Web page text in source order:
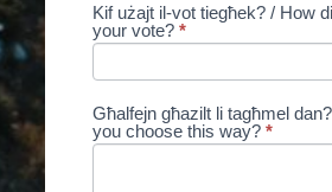
Kif użajt il-vot tiegħek? / How
your vote? *
Għalfejn għazilt li tagħmel
you choose this way? *
If you
are
leave
this
field